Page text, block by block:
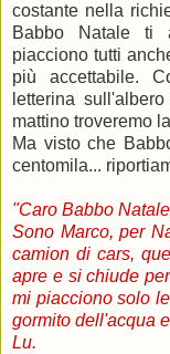
costante nella
Babbo Natale ti
piacciono tutti
più accettabile.
letterina
mattino troveremo
Ma visto che
centomila...
"Caro Babbo
Sono Marco, per
camion di cars,
apre e si chiude
mi piacciono solo
gormito dell'acqua
Lu.